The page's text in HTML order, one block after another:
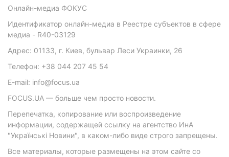
Онлайн-медиа ФОКУС
Идентификатор онлайн-медиа в Реестре субъектов в сфере
медиа - R40-03129
Адрес: 01133, г. Киев, бульвар Леси Украинки, 26
Телефон: +38 044 207 45 54
E-mail: info@focus.ua
FOCUS.UA — больше чем просто новости.
Перепечатка, копирование или воспроизведение
информации, содержащей ссылку на агентство ИнА
"Українські Новини", в каком-либо виде строго запрещены.
Все материалы, которые размещены на этом сайте со